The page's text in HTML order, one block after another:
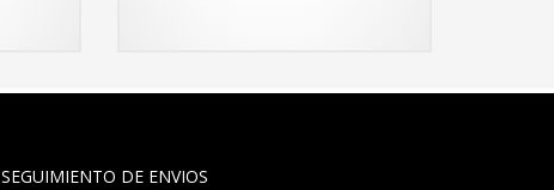
SEGUIMIENTO DE ENVIOS